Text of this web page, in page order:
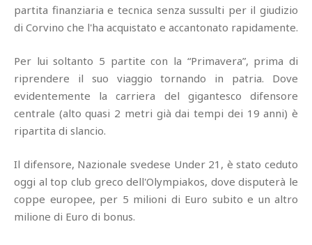
partita finanziaria e tecnica senza sussulti per il giudizio
di Corvino che l'ha acquistato e accantonato rapidamente.
Per lui soltanto 5 partite con la “Primavera”, prima di
riprendere il suo viaggio tornando in patria. Dove
evidentemente la carriera del gigantesco difensore
centrale (alto quasi 2 metri già dai tempi dei 19 anni) è
ripartita di slancio.
Il difensore, Nazionale svedese Under 21, è stato ceduto
oggi al top club greco dell'Olympiakos, dove disputerà le
coppe europee, per 5 milioni di Euro subito e un altro
milione di Euro di bonus.